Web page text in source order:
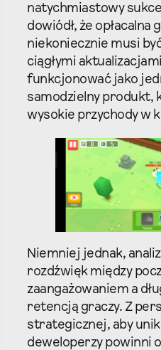
natychmiastowy
dowiódł, że opłacalna
niekoniecznie musi
ciągłymi
funkcjonować jako
samodzielny produkt,
wysokie przychody w
Niemniej jednak,
rozdźwięk między
zaangażowaniem a
retencją graczy. Z
strategicznej, aby
deweloperzy powinni